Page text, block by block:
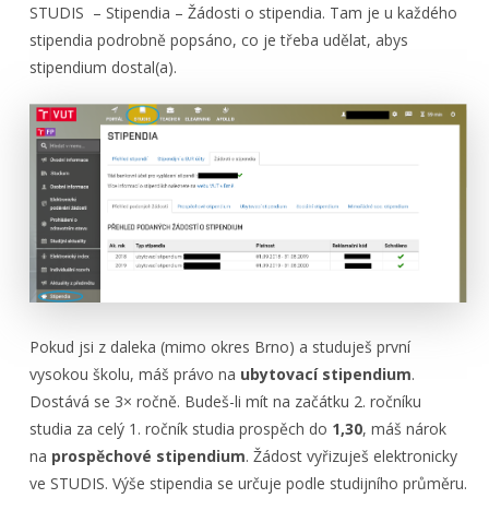
STUDIS – Stipendia – Žádosti o stipendia. Tam je u každého
stipendia podrobně popsáno, co je třeba udělat, abys
stipendium dostal(a).
Pokud jsi z daleka (mimo okres Brno) a studuješ první
vysokou školu, máš právo na ubytovací stipendium.
Dostává se 3× ročně. Budeš-li mít na začátku 2. ročníku
studia za celý 1. ročník studia prospěch do 1,30, máš nárok
na prospěchové stipendium. Žádost vyřizuješ elektronicky
ve STUDIS. Výše stipendia se určuje podle studijního průměru.